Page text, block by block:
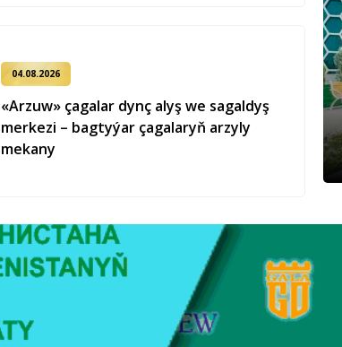
04.08.2026
«Arzuw» çagalar dynç alyş we sagaldyş
merkezi – bagtyýar çagalaryň arzyly
mekany